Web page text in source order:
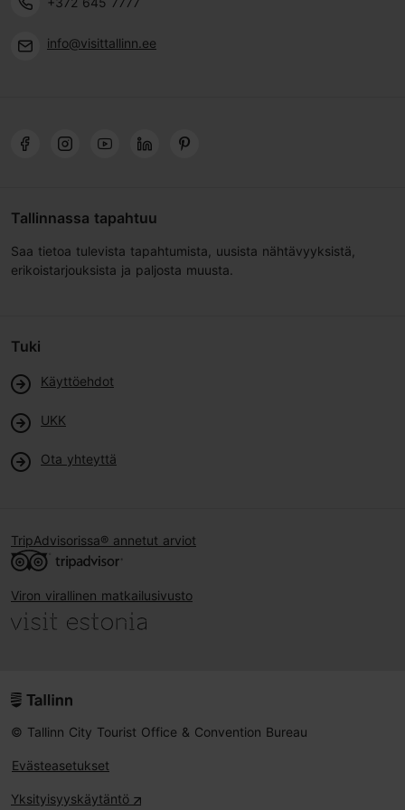
info@visittallinn.ee
Tallinnassa tapahtuu
Saa tietoa tulevista tapahtumista, uusista nähtävyyksistä,
erikoistarjouksista ja paljosta muusta.
Tuki
Käyttöehdot
UKK
Ota yhteyttä
TripAdvisorissa® annetut arviot
Viron virallinen matkailusivusto
© Tallinn City Tourist Office & Convention Bureau
Evästeasetukset
Yksityisyyskäytäntö